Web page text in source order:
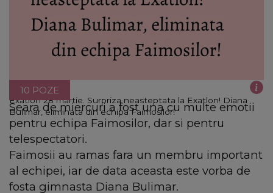
Exatlon 28 martie. Surpriza neasteptata la Exatlon! Diana
Bulimar, eliminata din echipa Faimosilor!
10 POZE
Seara de miercuri a fost una cu multe emotii
pentru echipa Faimosilor, dar si pentru
telespectatori.
Faimosii au ramas fara un membru important
al echipei, iar de data aceasta este vorba de
fosta gimnasta Diana Bulimar.